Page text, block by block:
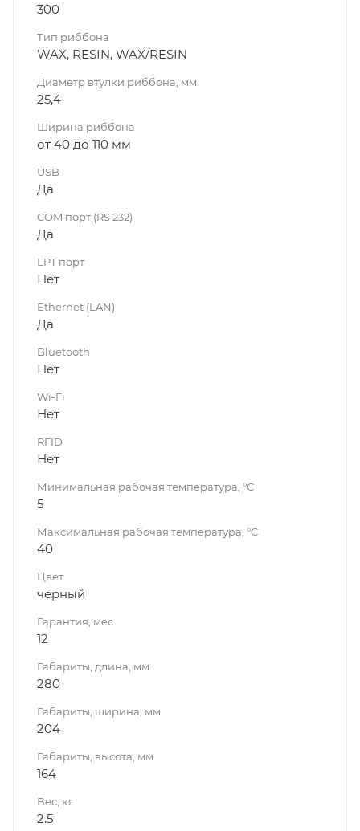
300
Тип риббона
WAX, RESIN, WAX/RESIN
Диаметр втулки риббона, мм
25,4
Ширина риббона
от 40 до 110 мм
USB
Да
COM порт (RS 232)
Да
LPT порт
Нет
Ethernet (LAN)
Да
Bluetooth
Нет
Wi-Fi
Нет
RFID
Нет
Минимальная рабочая температура, °C
5
Максимальная рабочая температура, °C
40
Цвет
черный
Гарантия, мес.
12
Габариты, длина, мм
280
Габариты, ширина, мм
204
Габариты, высота, мм
164
Вес, кг
2.5